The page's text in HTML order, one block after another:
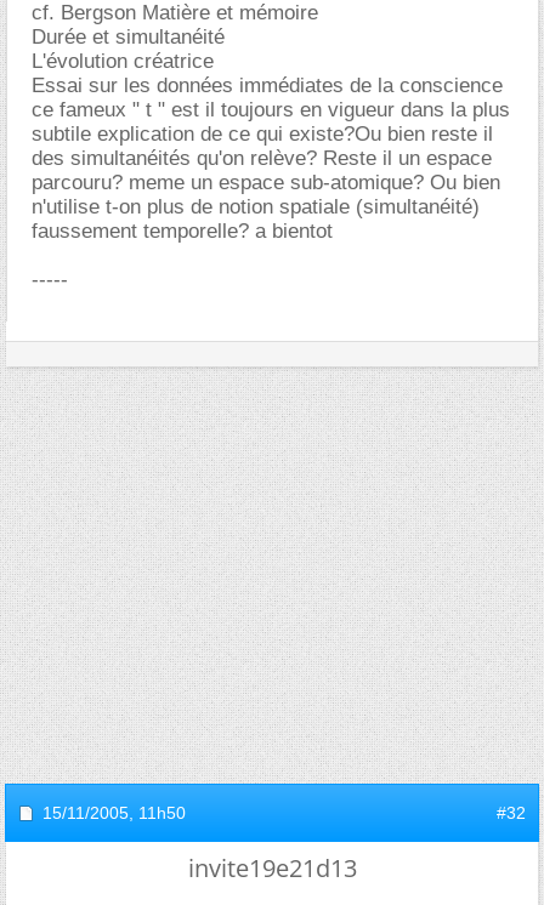
cf. Bergson Matière et mémoire
Durée et simultanéité
L'évolution créatrice
Essai sur les données immédiates de la conscience
ce fameux " t " est il toujours en vigueur dans la plus
subtile explication de ce qui existe?Ou bien reste il
des simultanéités qu'on relève? Reste il un espace
parcouru? meme un espace sub-atomique? Ou bien
n'utilise t-on plus de notion spatiale (simultanéité)
faussement temporelle? a bientot
-----
15/11/2005, 11h50 #32
invite19e21d13